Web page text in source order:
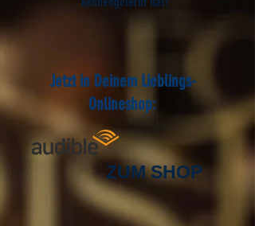
Jetzt in Deinem Lieblings-
Onlineshop:
ZUM SHOP